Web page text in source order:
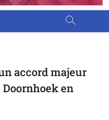
accord majeur
en